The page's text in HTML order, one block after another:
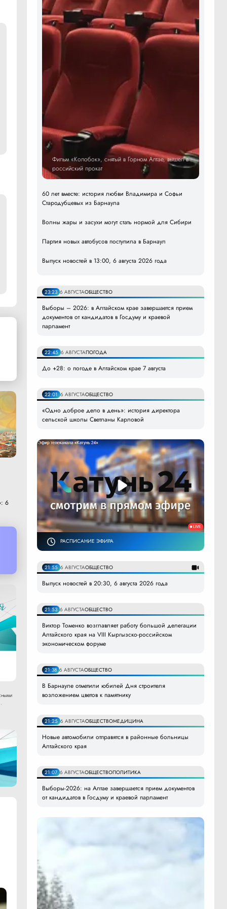
6
Фильм «Колобок», снятый в Горном Алтае, вышел в
российский прокат
60 лет вместе: история любви Владимира и Софьи
Стародубцевых из Барнаула
Волны жары и засухи могут стать нормой для Сибири
Партия новых автобусов поступила в Барнаул
Выпуск новостей в 13:00, 6 августа 2026 года
23:23 6 АВГУСТАОБЩЕСТВО
Выборы – 2026: в Алтайском крае завершается прием
документов от кандидатов в Госдуму и краевой
парламент
22:45 6 АВГУСТАПОГОДА
До +28: о погоде в Алтайском крае 7 августа
22:01 6 АВГУСТАОБЩЕСТВО
«Одно доброе дело в день»: история директора
сельской школы Светланы Карловой
РАСПИСАНИЕ ЭФИРА
21:55 6 АВГУСТАОБЩЕСТВО
Выпуск новостей в 20:30, 6 августа 2026 года
21:53 6 АВГУСТАОБЩЕСТВО
Виктор Томенко возглавляет работу большой делегации
Алтайского края на VIII Кыргызско-российском
экономическом форуме
21:38 6 АВГУСТАОБЩЕСТВО
В Барнауле отметили юбилей Дня строителя
возложением цветов к памятнику
21:25 6 АВГУСТАОБЩЕСТВОМЕДИЦИНА
Новые автомобили отправятся в районные больницы
Алтайского края
21:07 6 АВГУСТАОБЩЕСТВОПОЛИТИКА
Выборы-2026: на Алтае завершается прием документов
от кандидатов в Госдуму и краевой парламент